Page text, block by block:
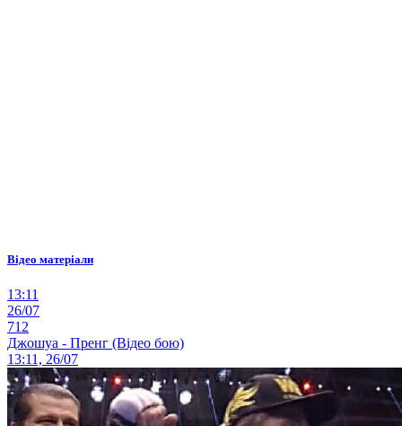
Відео матеріали
13:11
26/07
712
Джошуа - Пренг (Відео бою)
13:11, 26/07